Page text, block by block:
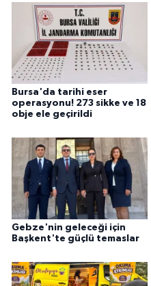
Bursa'da tarihi eser
operasyonu! 273 sikke ve 18
obje ele geçirildi
Gebze'nin geleceği için
Başkent'te güçlü temaslar